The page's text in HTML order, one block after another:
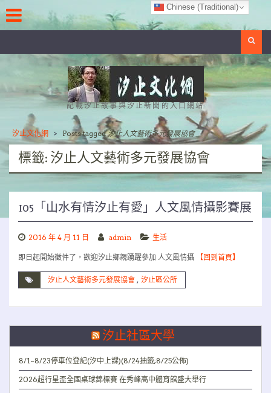
to
content
記載汐止故事與汐止新聞的入口網站
汐止文化網 > Posts tagged汐止人文藝術多元發展協會
標籤: 汐止人文藝術多元發展協會
105「山水有情汐止有愛」人文風情攝影賽展
2016 年 4 月 11 日 admin 生活
即日起開始徵件了，歡迎汐止鄉親踴躍參加 人文風情攝 【回到首頁】
汐止人文藝術多元發展協會 , 汐止區公所
汐止社區大學
8/1~8/23停車位登記(汐中上課)(8/24抽籤;8/25公佈)
2026超行星盃全國桌球錦標賽 在秀峰高中體育館盛大舉行
Chinese (Traditional)